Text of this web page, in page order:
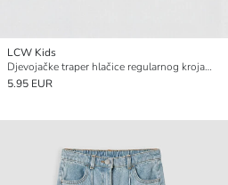
LCW Kids
Djevojačke traper hlačice regularnog kroja s volanima
5.95 EUR